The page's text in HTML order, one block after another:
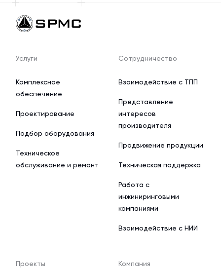
Услуги
Комплексное
обеспечение
Проектирование
Подбор оборудования
Техническое
обслуживание и ремонт
Сотрудничество
Взаимодействие с ТПП
Представление
интересов
производителя
Продвижение продукции
Техническая поддержка
Работа с
инжиниринговыми
компаниями
Взаимодействие с НИИ
Проекты Компания